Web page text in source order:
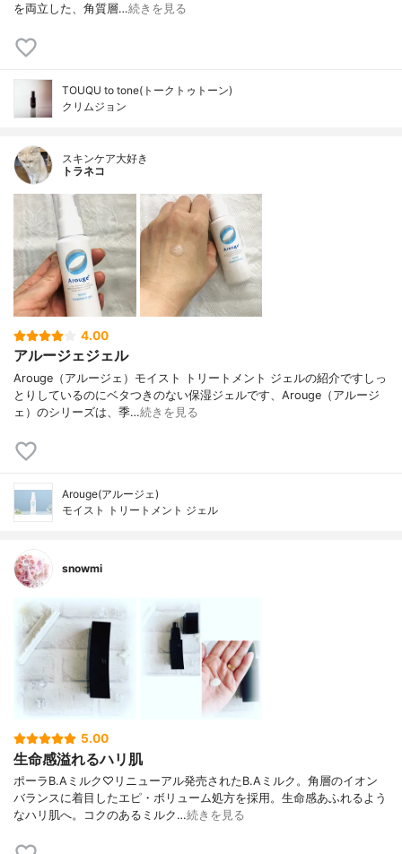
を両立した、角質層…続きを見る
TOUQU to tone(トークトゥトーン)
クリムジョン
スキンケア大好き
トラネコ
4.00
アルージェジェル
Arouge（アルージェ）モイスト トリートメント ジェルの紹介ですしっ
とりしているのにベタつきのない保湿ジェルです、Arouge（アルージ
ェ）のシリーズは、季…続きを見る
Arouge(アルージェ)
モイスト トリートメント ジェル
snowmi
5.00
生命感溢れるハリ肌
ポーラB.Aミルク♡リニューアル発売されたB.Aミルク。角層のイオン
バランスに着目したエピ・ボリューム処方を採用。生命感あふれるよう
なハリ肌へ。コクのあるミルク…続きを見る